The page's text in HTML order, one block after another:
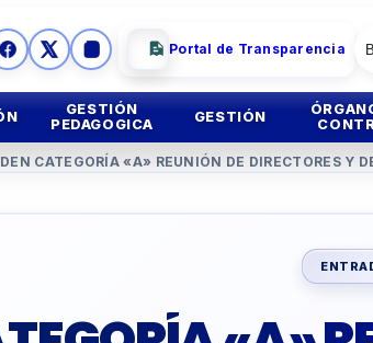
Portal de Transparencia
GESTIÓN
PEDAGOGICA
GESTIÓN
CATEGORÍA «A» REUNIÓN DE DIRECTORES Y